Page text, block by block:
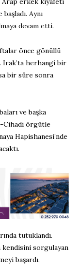
Aynı
devam etti.
önce gönüllü
Irak’ta herhangi bir
bir süre sonra
ve başka
Cihadi örgütle
Hapishanesi’nde
tutuklandı.
kendisini sorgulayan
başardı.